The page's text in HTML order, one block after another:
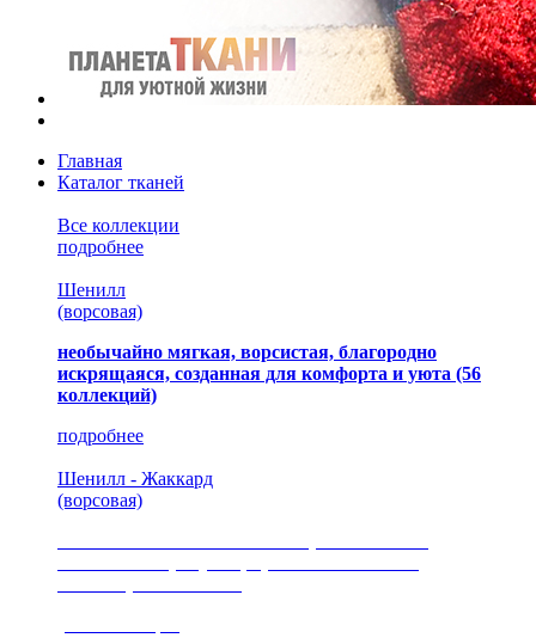
Главная
Каталог тканей
Все коллекции
подробнее
Шенилл
(ворсовая)
необычайно мягкая, ворсистая, благородно
искрящаяся, созданная для комфорта и уюта (56
коллекций)
подробнее
Шенилл - Жаккард
(ворсовая)